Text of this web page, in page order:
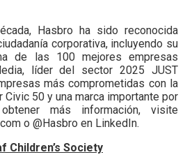
Hasbro ha sido reconocida
corporativa, incluyendo su
de las 100 mejores empresas
líder del sector 2025 JUST
más comprometidas con la
Civic 50 y una marca importante por
más información, visite
o @Hasbro en LinkedIn.
Children’s Society